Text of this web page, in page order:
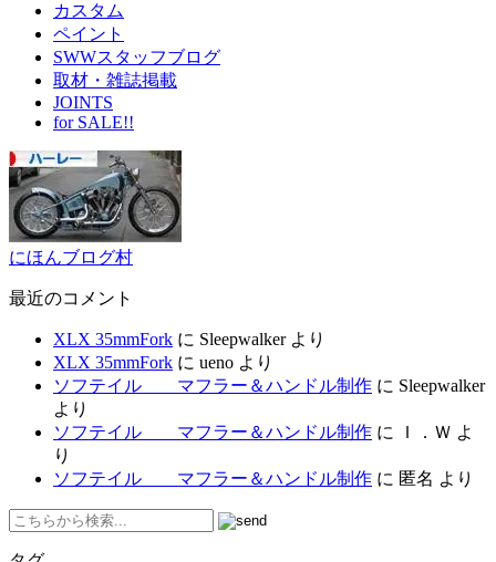
カスタム
ペイント
SWWスタッフブログ
取材・雑誌掲載
JOINTS
for SALE!!
にほんブログ村
最近のコメント
XLX 35mmFork に Sleepwalkerより
XLX 35mmFork に ueno より
ソフテイル マフラー＆ハンドル制作 に Sleepwalker
より
ソフテイル マフラー＆ハンドル制作 に Ｉ．Ｗ よ
り
ソフテイル マフラー＆ハンドル制作 に 匿名 より